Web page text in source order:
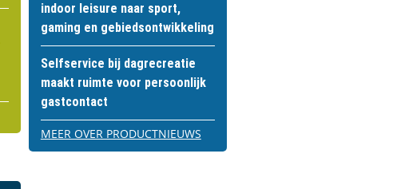
indoor leisure naar sport,
gaming en gebiedsontwikkeling
Selfservice bij dagrecreatie
maakt ruimte voor persoonlijk
gastcontact
MEER OVER PRODUCTNIEUWS